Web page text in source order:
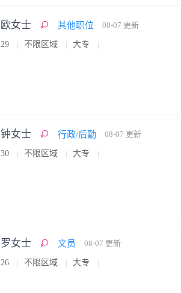
欧女士 其他职位 08-07 更新
29 不限区域 大专
钟女士 行政/后勤 08-07 更新
30 不限区域 大专
罗女士 文员 08-07 更新
26 不限区域 大专